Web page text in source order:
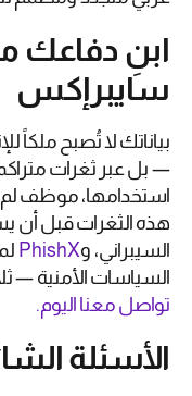
ابنِ دفاعك
سايبرإكس
بياناتك لا تُصبح ملكاً
— بل عبر ثغرات
استخدامها، موظف لم
هذه الثغرات قبل أن
السيبراني، وPhishX
السياسات الأمنية —
تواصل معنا اليوم.
الأسئلة